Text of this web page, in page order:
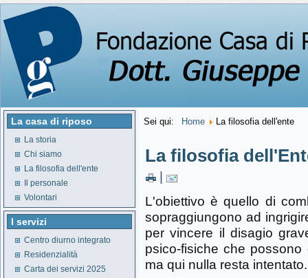
La casa di riposo
La storia
Chi siamo
La filosofia dell'ente
Il personale
Volontari
I servizi
Centro diurno integrato
Residenzialità
Carta dei servizi 2025
Sei qui: Home La filosofia dell'ente
La filosofia
|
L'obiettivo è quello di
sopraggiungono ad
per vincere il disagio
psico-fisiche che
ma qui nulla resta intentato.